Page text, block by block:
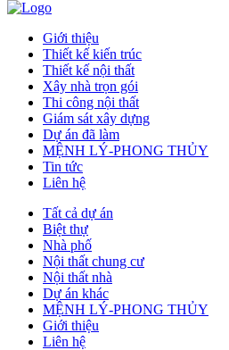
Giới thiệu
Thiết kế kiến trúc
Thiết kế nội thất
Xây nhà trọn gói
Thi công nội thất
Giám sát xây dựng
Dự án đã làm
MỆNH LÝ-PHONG THỦY
Tin tức
Liên hệ
Tất cả dự án
Biệt thự
Nhà phố
Nội thất chung cư
Nội thất nhà
Dự án khác
MỆNH LÝ-PHONG THỦY
Giới thiệu
Liên hệ